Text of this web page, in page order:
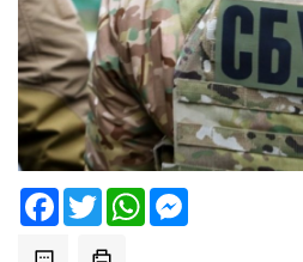
FacebookTwitter WhatsApp